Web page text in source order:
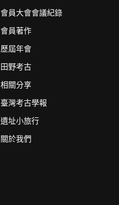
會員大會會議紀錄
會員著作
歷屆年會
田野考古
相關分享
臺灣考古學報
遺址小旅行
關於我們